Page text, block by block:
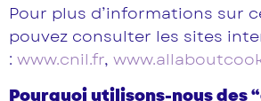
Pour plus d’informations sur
pouvez consulter les sites
: www.cnil.fr,
Pourquoi utilisons-nous des